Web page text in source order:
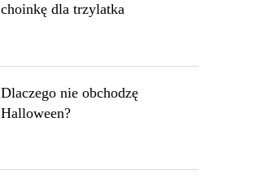
choinkę dla trzylatka
Dlaczego nie obchodzę
Halloween?